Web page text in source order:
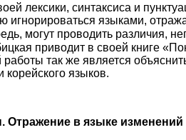
лексики, синтаксиса и
игнорироваться языками,
могут проводить различия,
приводит в своей книге
так же является
корейского языков.
Отражение в языке